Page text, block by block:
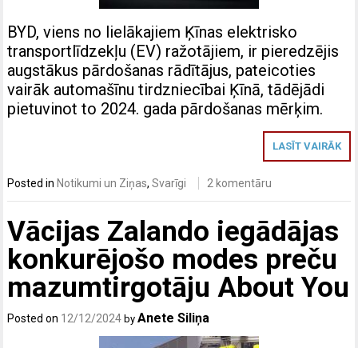
BYD, viens no lielākajiem Ķīnas elektrisko
transportlīdzekļu (EV) ražotājiem, ir pieredzējis
augstākus pārdošanas rādītājus, pateicoties
vairāk automašīnu tirdzniecībai Ķīnā, tādējādi
pietuvinot to 2024. gada pārdošanas mērķim.
LASĪT VAIRĀK
Posted in Notikumi un Ziņas,Svarīgi 2 komentāru
Vācijas Zalando iegādājas
konkurējošo modes preču
mazumtirgotāju About You
Posted on 12/12/2024 byAnete Siliņa